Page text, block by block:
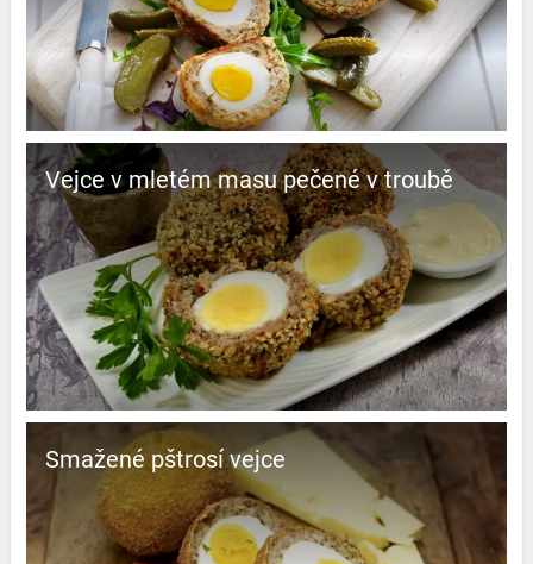
Vejce v mletém masu pečené v troubě
Smažené pštrosí vejce